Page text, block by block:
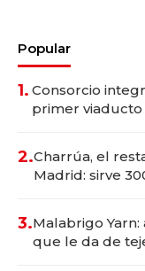
Popular
1. Consorcio
primer viaducto
2.Charrúa, el
Madrid: sirve
3.Malabrigo
que le da de